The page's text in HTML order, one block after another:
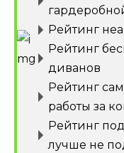
Рейтинг
Рейтинг
диванов
Рейтинг
работы за
Рейтинг
лучше не